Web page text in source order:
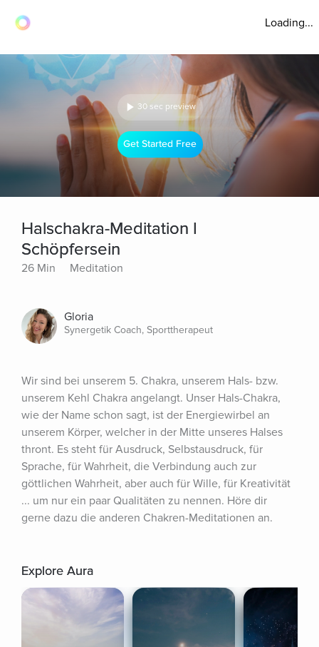
Loading...
30 sec preview
Get Started Free
Halschakra-Meditation I
Schöpfersein
26 Min Meditation
Gloria
Synergetik Coach, Sporttherapeut
Wir sind bei unserem 5. Chakra, unserem Hals- bzw.
unserem Kehl Chakra angelangt. Unser Hals-Chakra,
wie der Name schon sagt, ist der Energiewirbel an
unserem Körper, welcher in der Mitte unseres Halses
thront. Es steht für Ausdruck, Selbstausdruck, für
Sprache, für Wahrheit, die Verbindung auch zur
göttlichen Wahrheit, aber auch für Wille, für Kreativität
... um nur ein paar Qualitäten zu nennen. Höre dir
gerne dazu die anderen Chakren-Meditationen an.
Explore Aura